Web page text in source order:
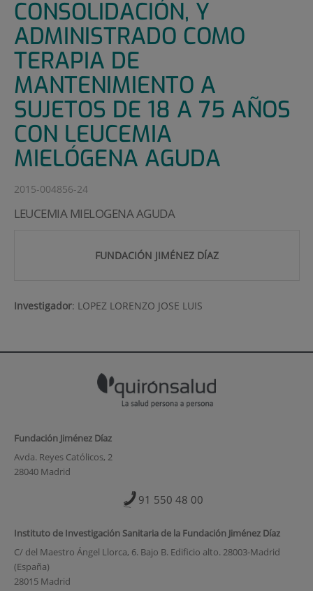
CONSOLIDACIÓN, Y
ADMINISTRADO COMO
TERAPIA DE
MANTENIMIENTO A
SUJETOS DE 18 A 75 AÑOS
CON LEUCEMIA
MIELÓGENA AGUDA
2015-004856-24
LEUCEMIA MIELOGENA AGUDA
FUNDACIÓN JIMÉNEZ DÍAZ
Investigador: LOPEZ LORENZO JOSE LUIS
Fundación Jiménez Díaz
Avda. Reyes Católicos, 2
28040 Madrid
91 550 48 00
Instituto de Investigación Sanitaria de la Fundación Jiménez Díaz
C/ del Maestro Ángel Llorca, 6. Bajo B. Edificio alto. 28003-Madrid
(España)
28015 Madrid